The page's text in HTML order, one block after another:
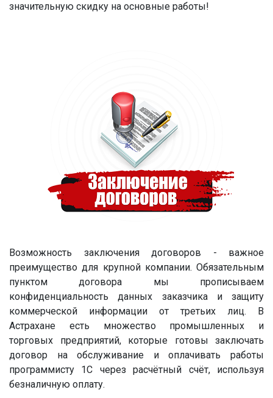
значительную скидку на основные работы!
Возможность заключения договоров - важное
преимущество для крупной компании. Обязательным
пунктом договора мы прописываем
конфиденциальность данных заказчика и защиту
коммерческой информации от третьих лиц. В
Астрахане есть множество промышленных и
торговых предприятий, которые готовы заключать
договор на обслуживание и оплачивать работы
программисту 1С через расчётный счёт, используя
безналичную оплату.